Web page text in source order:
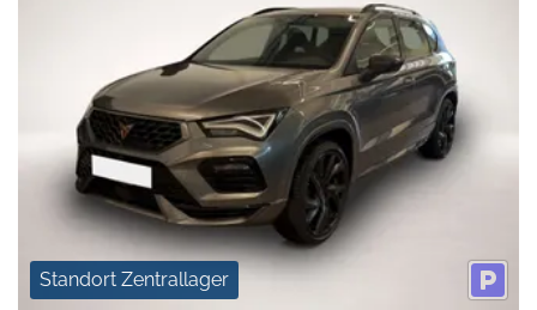
Standort Zentrallager